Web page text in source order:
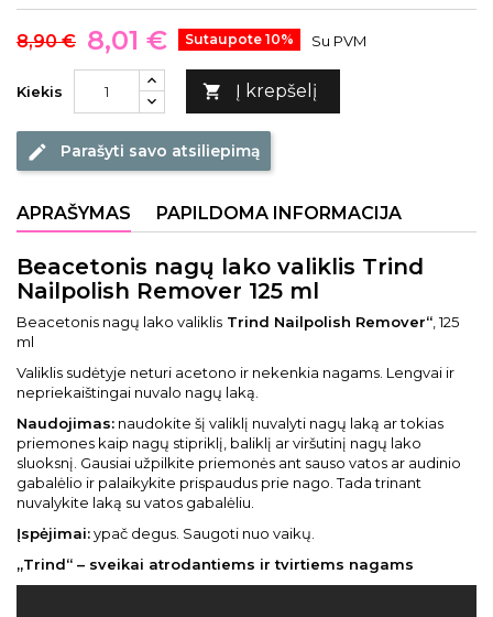
8,90 € 8,01 € Sutaupote 10% Su PVM
Kiekis  Į krepšelį
edit Parašyti savo atsiliepimą
APRAŠYMAS PAPILDOMA INFORMACIJA
Beacetonis nagų lako valiklis Trind
Nailpolish Remover 125 ml
Beacetonis nagų lako valiklis Trind Nailpolish Remover“ , 125
ml
Valiklis sudėtyje neturi acetono ir nekenkia nagams. Lengvai ir
nepriekaištingai nuvalo nagų laką.
Naudojimas: naudokite šį valiklį nuvalyti nagų laką ar tokias
priemones kaip nagų stipriklį, baliklį ar viršutinį nagų lako
sluoksnį. Gausiai užpilkite priemonės ant sauso vatos ar audinio
gabalėlio ir palaikykite prispaudus prie nago. Tada trinant
nuvalykite laką su vatos gabalėliu.
Įspėjimai:ypač degus. Saugoti nuo vaikų.
„Trind“ – sveikai atrodantiems ir tvirtiems nagams